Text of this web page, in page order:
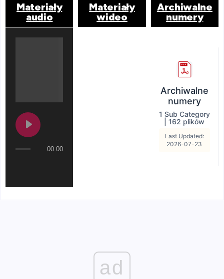
Materiały
audio
00:00
Materiały
wideo
Archiwalne
numery
Archiwalne
numery
1 Sub Category
162 plików
Last Updated:
2026-07-23
ad